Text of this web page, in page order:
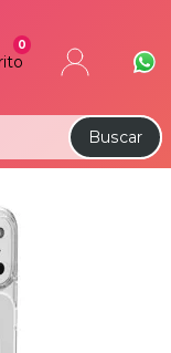
0
Buscar